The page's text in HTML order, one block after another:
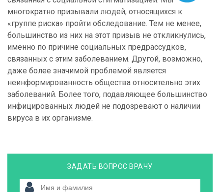
многократно призывали людей, относящихся к
«группе риска» пройти обследование. Тем не менее,
большинство из них на этот призыв не откликнулись,
именно по причине социальных предрассудков,
связанных с этим заболеванием. Другой, возможно,
даже более значимой проблемой является
неинформированность общества относительно этих
заболеваний. Более того, подавляющее большинство
инфицированных людей не подозревают о наличии
вируса в их организме.
ЗАДАТЬ ВОПРОС ВРАЧУ